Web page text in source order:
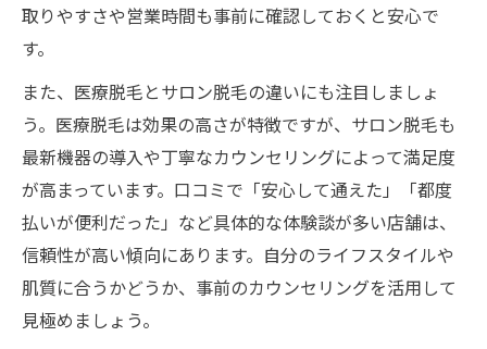
取りやすさや営業時間も事前に確認しておくと安心で
す。
また、医療脱毛とサロン脱毛の違いにも注目しましょ
う。医療脱毛は効果の高さが特徴ですが、サロン脱毛も
最新機器の導入や丁寧なカウンセリングによって満足度
が高まっています。口コミで「安心して通えた」「都度
払いが便利だった」など具体的な体験談が多い店舗は、
信頼性が高い傾向にあります。自分のライフスタイルや
肌質に合うかどうか、事前のカウンセリングを活用して
見極めましょう。